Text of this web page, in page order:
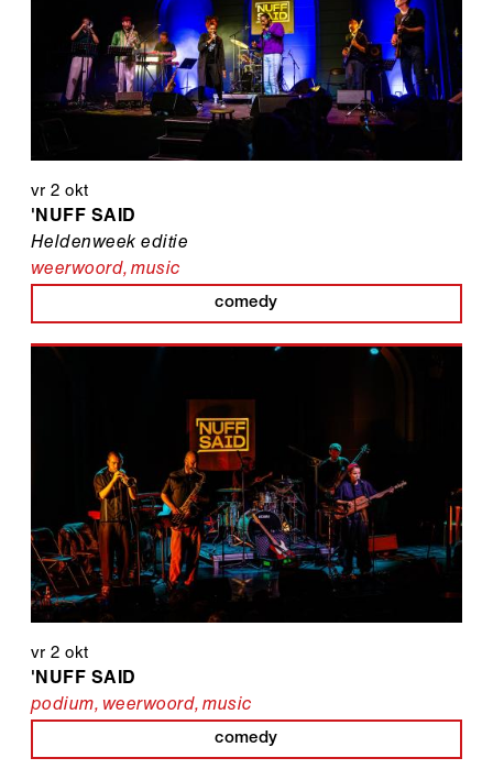
vr 2 okt
'NUFF SAID
Heldenweek editie
weerwoord,music
comedy
vr 2 okt
'NUFF SAID
podium, weerwoord,music
comedy